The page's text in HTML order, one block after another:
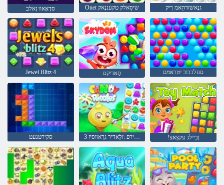
סדָאָאוו זָאלב Onet שיסַאלק טקעננָאק גנָאשזדהַאמ ךיק
Jewel Blitz 4 םָאדיקס סעלבבוב יטרַאמס
סקירטנעט 3 שטַאמ יירפ :זלַאדיר גרַאווסיז !ןכַיילג עקצַאצ